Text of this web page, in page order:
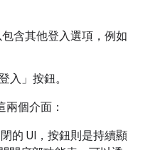
含其他登入選項，例如
入」按鈕。
個介面：
的 UI，按鈕則是持續顯